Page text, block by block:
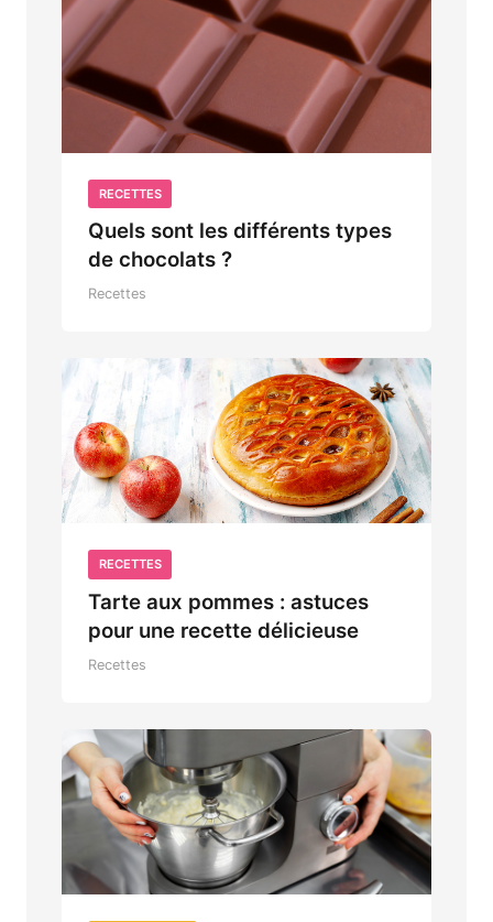
RECETTES
Quels sont les différents types
de chocolats ?
Recettes
RECETTES
Tarte aux pommes : astuces
pour une recette délicieuse
Recettes